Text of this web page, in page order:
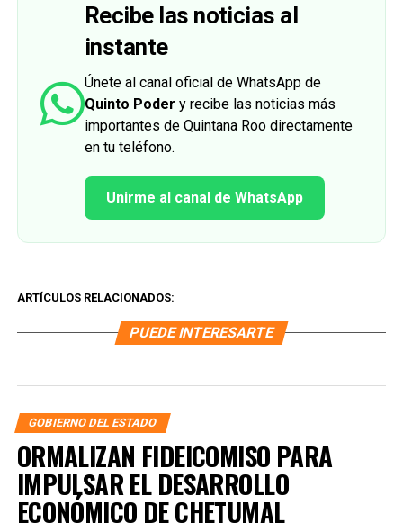
Recibe las noticias al
instante
Únete al canal oficial de WhatsApp de
Quinto Poder y recibe las noticias más
importantes de Quintana Roo directamente
en tu teléfono.
Unirme al canal de WhatsApp
ARTÍCULOS RELACIONADOS:
PUEDE INTERESARTE
GOBIERNO DEL ESTADO
ORMALIZAN FIDEICOMISO PARA
IMPULSAR EL DESARROLLO
ECONÓMICO DE CHETUMAL